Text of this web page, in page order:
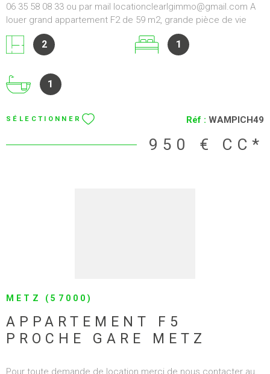
THIONVILLE (57100)
Pour toute demande de location merci de nous contacter au
louer grand appartement F2 de 59 m2, grande pièce de vie
avec cuisine américaine, salle de bain, chambre, wc. Garage
individuel fermé. Jardin privatif. Loyer 950 € avec charges.
2 1